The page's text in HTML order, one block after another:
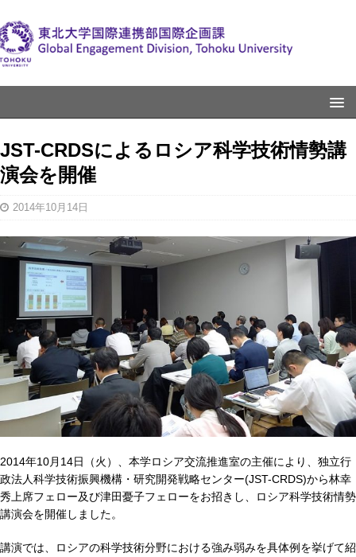
JST-CRDSによるロシア科学技術情勢講
演会を開催
2014年10月14日
2014年10月14日（火）、本学ロシア交流推進室の主催により、独立行
政法人科学技術振興機構・研究開発戦略センター(JST-CRDS)から林幸
秀上席フェロー及び津田憂子フェローをお招きし、ロシア科学技術情勢
講演会を開催しました。
講演では、ロシアの科学技術分野における強み弱みを具体例を挙げて紹